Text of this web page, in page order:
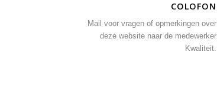
COLOFON
Mail voor vragen of opmerkingen over
deze website naar de medewerker
Kwaliteit.